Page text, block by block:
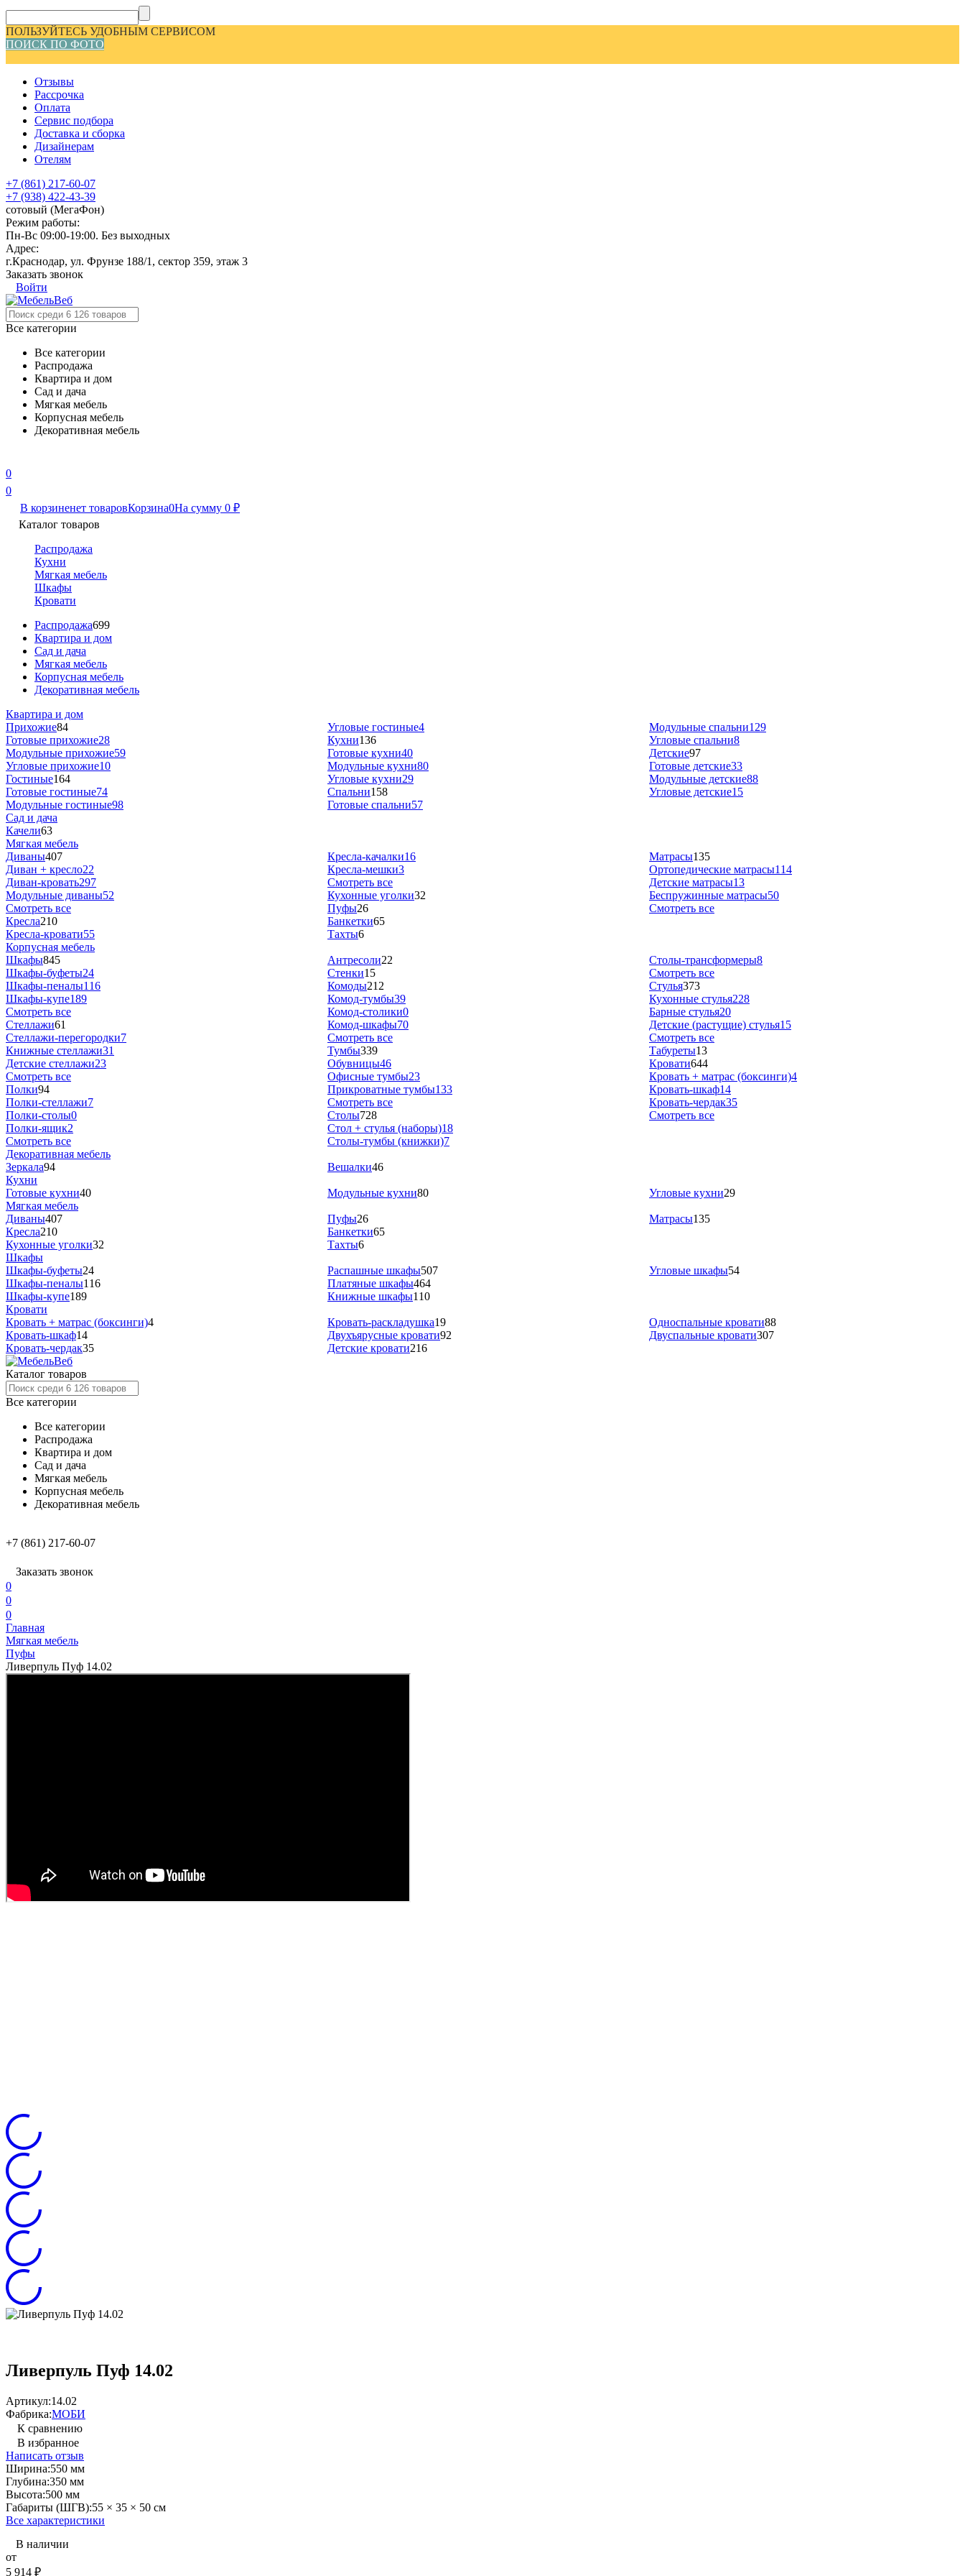
ПОЛЬЗУЙТЕСЬ УДОБНЫМ СЕРВИСОМ
ПОИСК ПО ФОТО
Отзывы
Рассрочка
Оплата
Сервис подбора
Доставка и сборка
Дизайнерам
Отелям
+7 (861) 217-60-07
+7 (938) 422-43-39
сотовый (МегаФон)
Режим работы:
Пн-Вс 09:00-19:00. Без выходных
Адрес:
г.Краснодар, ул. Фрунзе 188/1, сектор 359, этаж 3
Заказать звонок
Войти
Все категории
Все категории
Распродажа
Квартира и дом
Сад и дача
Мягкая мебель
Корпусная мебель
Декоративная мебель
0
0
В корзиненет товаровКорзина0На сумму 0 ₽
Каталог товаров
Распродажа
Кухни
Мягкая мебель
Шкафы
Кровати
Распродажа699
Квартира и дом
Сад и дача
Мягкая мебель
Корпусная мебель
Декоративная мебель
Квартира и дом
Прихожие84
Готовые прихожие28
Модульные прихожие59
Угловые прихожие10
Гостиные164
Готовые гостиные74
Модульные гостиные98
Угловые гостиные4
Кухни136
Готовые кухни40
Модульные кухни80
Угловые кухни29
Спальни158
Готовые спальни57
Модульные спальни129
Угловые спальни8
Детские97
Готовые детские33
Модульные детские88
Угловые детские15
Сад и дача
Качели63
Мягкая мебель
Диваны407
Диван + кресло22
Диван-кровать297
Модульные диваны52
Смотреть все
Кресла210
Кресла-кровати55
Кресла-качалки16
Кресла-мешки3
Смотреть все
Кухонные уголки32
Пуфы26
Банкетки65
Тахты6
Матрасы135
Ортопедические матрасы114
Детские матрасы13
Беспружинные матрасы50
Смотреть все
Корпусная мебель
Шкафы845
Шкафы-буфеты24
Шкафы-пеналы116
Шкафы-купе189
Смотреть все
Стеллажи61
Стеллажи-перегородки7
Книжные стеллажи31
Детские стеллажи23
Смотреть все
Полки94
Полки-стеллажи7
Полки-столы0
Полки-ящик2
Смотреть все
Антресоли22
Стенки15
Комоды212
Комод-тумбы39
Комод-столики0
Комод-шкафы70
Смотреть все
Тумбы339
Обувницы46
Офисные тумбы23
Прикроватные тумбы133
Смотреть все
Столы728
Стол + стулья (наборы)18
Столы-тумбы (книжки)7
Столы-трансформеры8
Смотреть все
Стулья373
Кухонные стулья228
Барные стулья20
Детские (растущие) стулья15
Смотреть все
Табуреты13
Кровати644
Кровать + матрас (боксинги)4
Кровать-шкаф14
Кровать-чердак35
Смотреть все
Декоративная мебель
Зеркала94 Вешалки46
Кухни
Готовые кухни40 Модульные кухни80 Угловые кухни29
Мягкая мебель
Диваны407
Кресла210
Кухонные уголки32
Пуфы26
Банкетки65
Тахты6
Матрасы135
Шкафы
Шкафы-буфеты24
Шкафы-пеналы116
Шкафы-купе189
Распашные шкафы507
Платяные шкафы464
Книжные шкафы110
Угловые шкафы54
Кровати
Кровать + матрас (боксинги)4
Кровать-шкаф14
Кровать-чердак35
Кровать-раскладушка19
Двухъярусные кровати92
Детские кровати216
Односпальные кровати88
Двуспальные кровати307
Каталог товаров
Все категории
Все категории
Распродажа
Квартира и дом
Сад и дача
Мягкая мебель
Корпусная мебель
Декоративная мебель
+7 (861) 217-60-07
Заказать звонок
0
0
0
Главная
Мягкая мебель
Пуфы
Ливерпуль Пуф 14.02
Ливерпуль Пуф 14.02
Артикул:14.02
Фабрика:МОБИ
К сравнению
В избранное
Написать отзыв
Ширина:550 мм
Глубина:350 мм
Высота:500 мм
Габариты (ШГВ):55 × 35 × 50 см
Все характеристики
В наличии
от
5 914 ₽